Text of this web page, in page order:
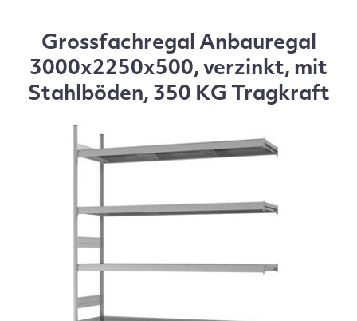
Grossfachregal Anbauregal
3000x2250x500, verzinkt, mit
Stahlböden, 350 KG Tragkraft